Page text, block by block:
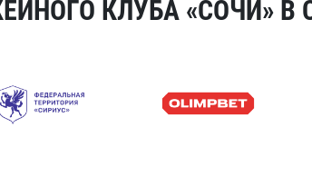
КЛУБА «СОЧИ» В